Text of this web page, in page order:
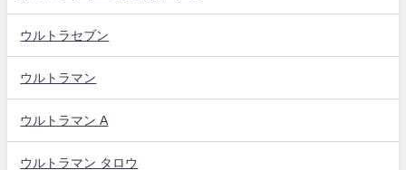
ウルトラセブン
ウルトラマン
ウルトラマン A
ウルトラマン タロウ